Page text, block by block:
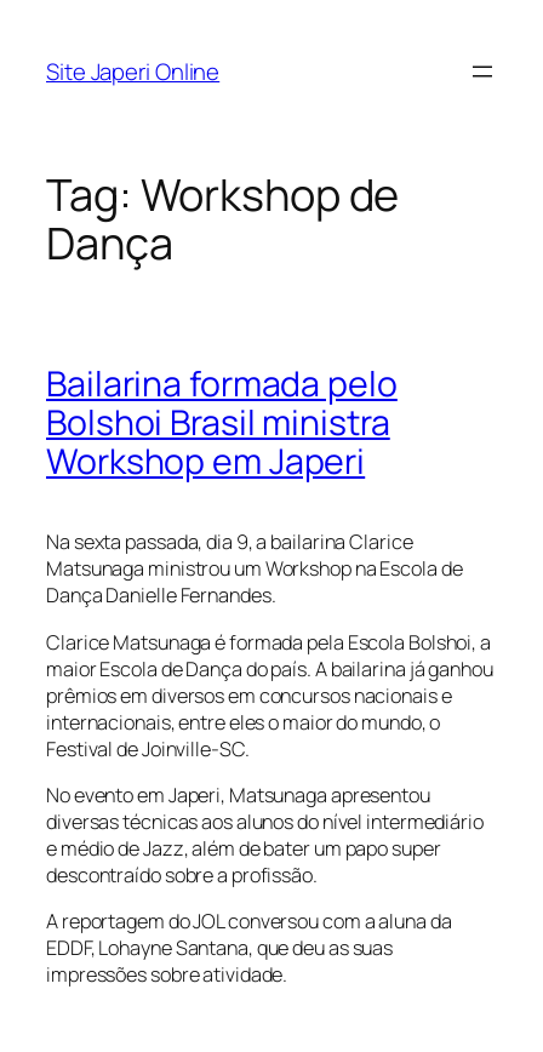
Site Japeri Online
Tag: Workshop de
Dança
Bailarina formada pelo
Bolshoi Brasil ministra
Workshop em Japeri
Na sexta passada, dia 9, a bailarina Clarice
Matsunaga ministrou um Workshop na Escola de
Dança Danielle Fernandes.
Clarice Matsunaga é formada pela Escola Bolshoi, a
maior Escola de Dança do país. A bailarina já ganhou
prêmios em diversos em concursos nacionais e
internacionais, entre eles o maior do mundo, o
Festival de Joinville-SC.
No evento em Japeri, Matsunaga apresentou
diversas técnicas aos alunos do nível intermediário
e médio de Jazz, além de bater um papo super
descontraído sobre a profissão.
A reportagem do JOL conversou com a aluna da
EDDF, Lohayne Santana, que deu as suas
impressões sobre atividade.